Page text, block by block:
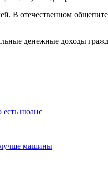
В отечественном
денежные доходы
есть нюанс
лучше машины